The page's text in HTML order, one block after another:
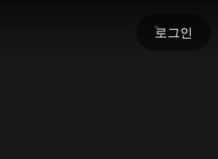
로그인